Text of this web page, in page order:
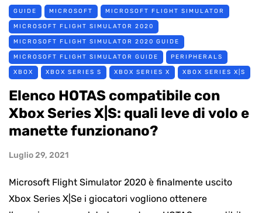
GUIDE MICROSOFT MICROSOFT FLIGHT SIMULATOR
MICROSOFT FLIGHT SIMULATOR 2020
MICROSOFT FLIGHT SIMULATOR 2020 GUIDE
MICROSOFT FLIGHT SIMULATOR GUIDE PERIPHERALS
XBOX XBOX SERIES S XBOX SERIES X XBOX SERIES X|S
Elenco HOTAS compatibile con
Xbox Series X|S: quali leve di volo e
manette funzionano?
Luglio 29, 2021
Microsoft Flight Simulator 2020 è finalmente uscito
Xbox Series X|Se i giocatori vogliono ottenere